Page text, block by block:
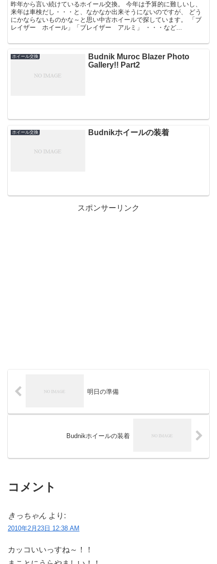
昨年から言い続けているホイール交換。 今年は予算的に難しいし、
来年は車検だし・・・と、なかなか出来そうにないのですが、 どう
にかならないものかな～と思い中古ホイールで探しています。 「ブ
レイザー ホイール」「ブレイザー アルミ」 ・・・など...
ホイール交換
Budnik Muroc Blazer Photo
Gallery!! Part2
ホイール交換 Budnikホイールの装着
スポンサーリンク
明日の準備
Budnikホイールの装着
コメント
きっちゃん より:
2010年2月23日 12:38 AM
カッコいいっすね～！！